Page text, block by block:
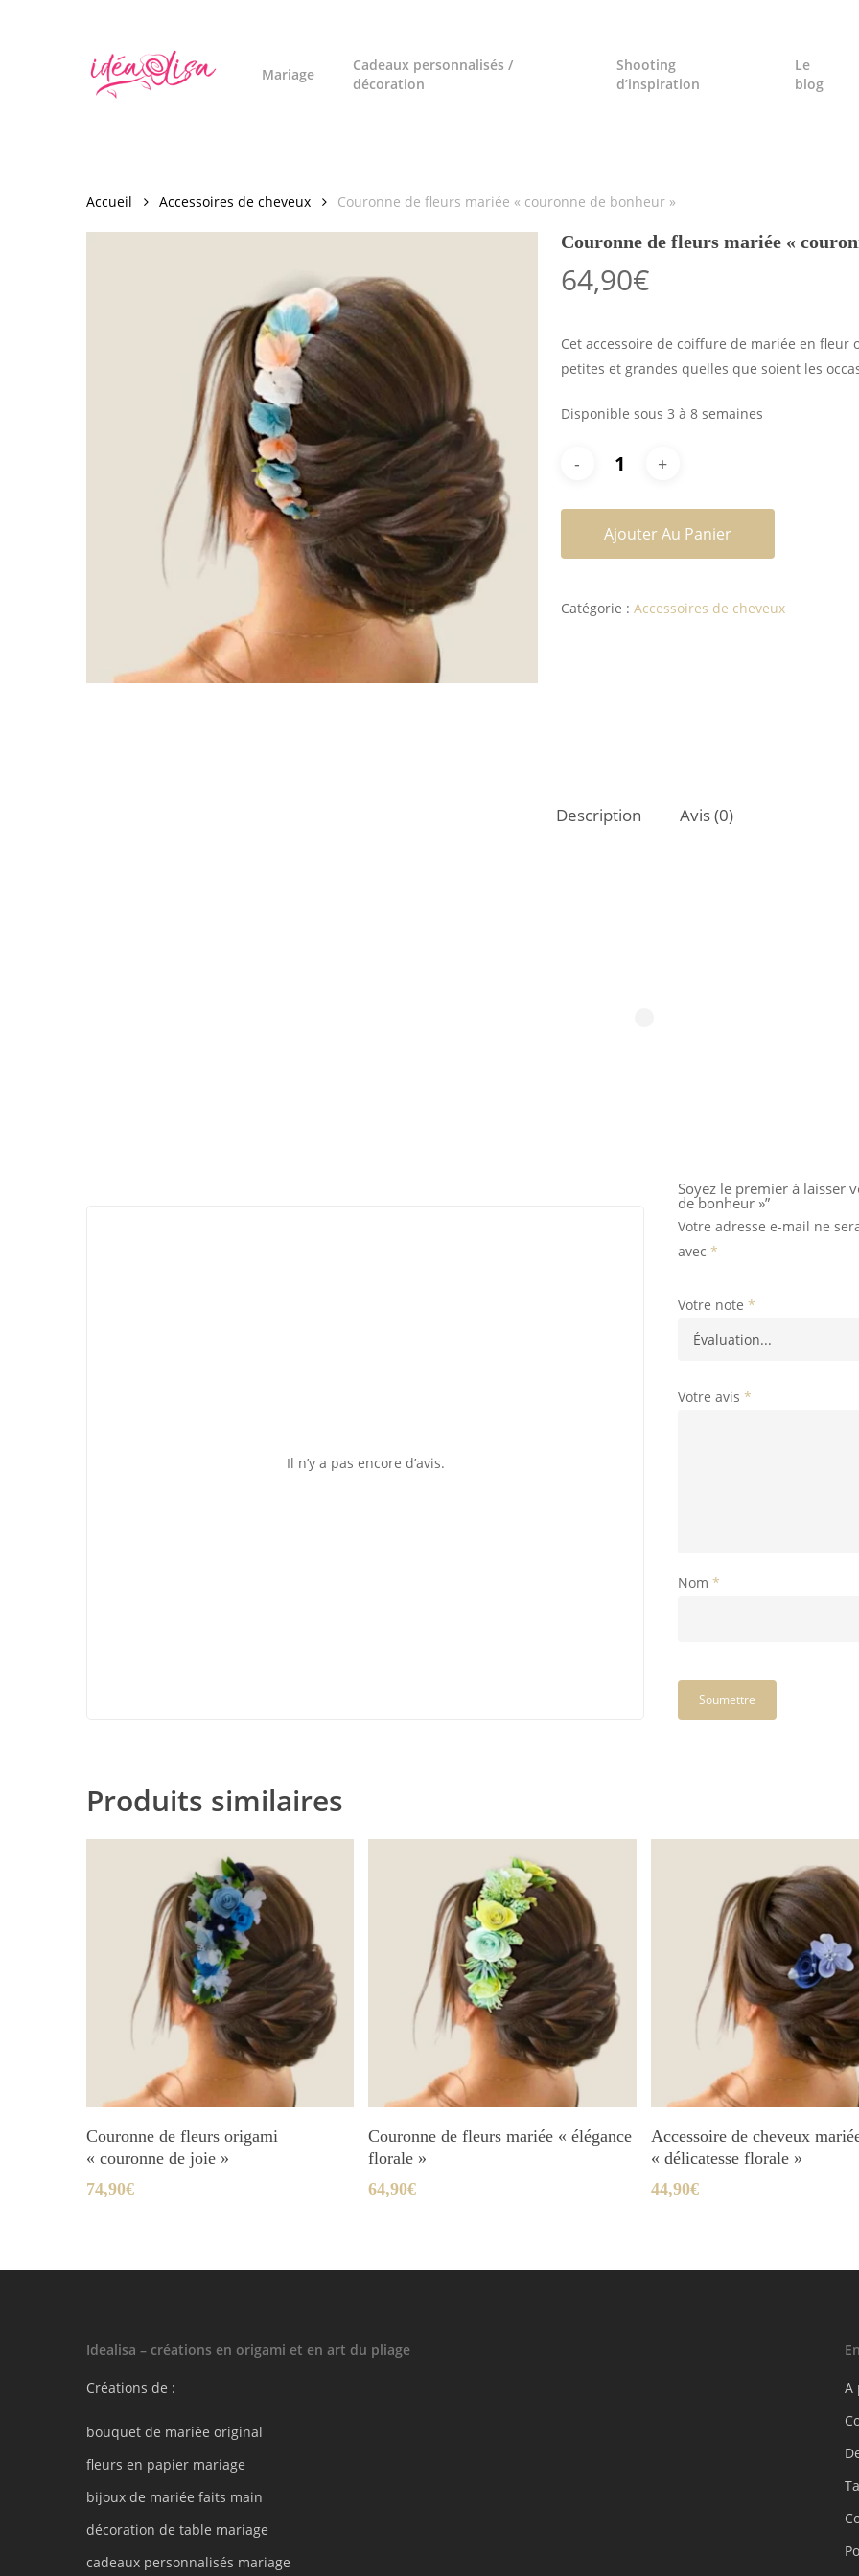
Mariage
Cadeaux personnalisés /
décoration
Shooting
d’inspiration
Le
blog
Accueil Accessoires de cheveux Couronne de fleurs mariée « couronne de bonheur »
Couronne de fleurs mariée «
64,90€
Cet accessoire de coiffure de mariée en fleur
petites et grandes quelles que soient les
Disponible sous 3 à 8 semaines
Ajouter Au Panier
Catégorie : Accessoires de cheveux
Description Avis (0)
Il n’y a pas encore d’avis.
Soyez le premier à laisser
de bonheur »”
Votre adresse e-mail ne
avec *
Votre note *
Votre avis *
Nom *
Produits similaires
Ajouter Au Panier
Couronne de fleurs origami
« couronne de joie »
74,90€
Ajouter Au Panier
Couronne de fleurs mariée « élégance
florale »
64,90€
Ajouter Au Panier
Accessoire de cheveux
« délicatesse florale »
44,90€
Idealisa – créations en origami et en art du pliage
Créations de :
bouquet de mariée original
fleurs en papier mariage
bijoux de mariée faits main
décoration de table mariage
cadeaux personnalisés mariage
A